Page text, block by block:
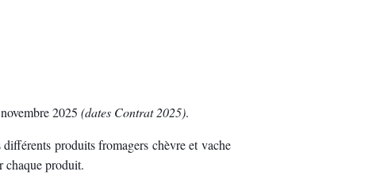
2025(dates Contrat 2025).
produits fromagers chèvre et vache
chaque produit.